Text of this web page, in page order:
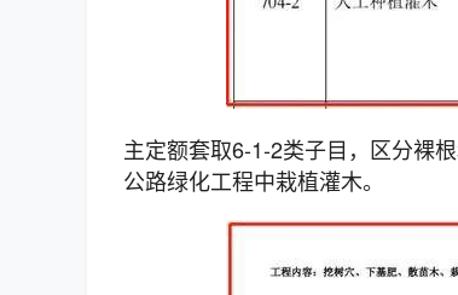
主定额套取6-1-2类子目，区分裸
公路绿化工程中栽植灌木。